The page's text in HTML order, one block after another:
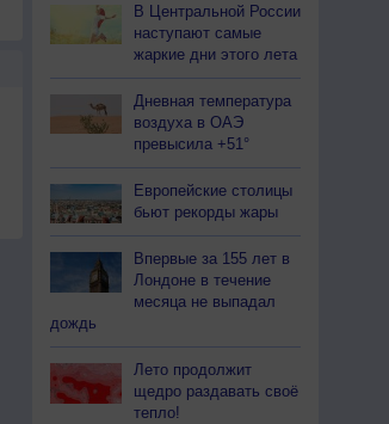
В Центральной России
наступают самые
жаркие дни этого лета
Дневная температура
воздуха в ОАЭ
превысила +51°
Европейские столицы
бьют рекорды жары
Впервые за 155 лет в
Лондоне в течение
месяца не выпадал
дождь
Лето продолжит
щедро раздавать своё
тепло!